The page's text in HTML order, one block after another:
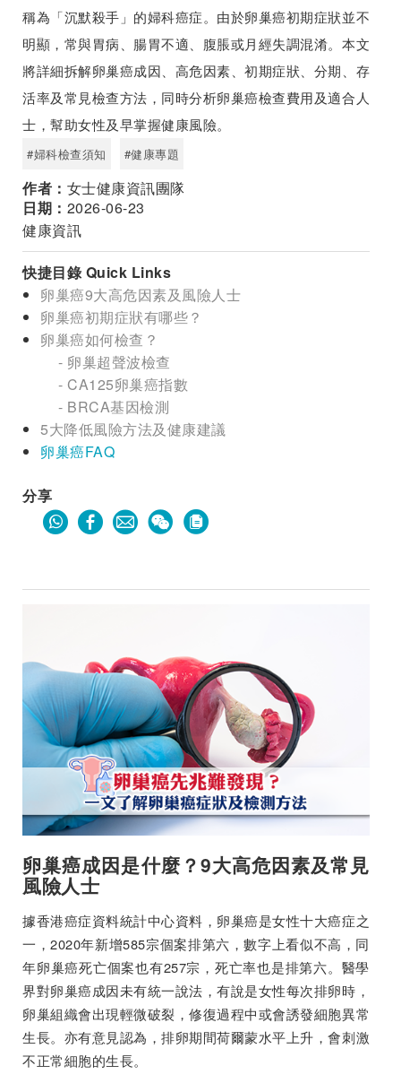
稱為「沉默殺手」的婦科癌症。由於卵巢癌初期症狀並不
明顯，常與胃病、腸胃不適、腹脹或月經失調混淆。本文
將詳細拆解卵巢癌成因、高危因素、初期症狀、分期、存
活率及常見檢查方法，同時分析卵巢癌檢查費用及適合人
士，幫助女性及早掌握健康風險。
#婦科檢查須知 #健康專題
作者： 女士健康資訊團隊
日期： 2026-06-23
健康資訊
快捷目錄 Quick Links
卵巢癌9大高危因素及風險人士
卵巢癌初期症狀有哪些？
卵巢癌如何檢查？
- 卵巢超聲波檢查
- CA125卵巢癌指數
- BRCA基因檢測
5大降低風險方法及健康建議
卵巢癌FAQ
分享
卵巢癌成因是什麼？9大高危因素及常見
風險人士
據香港癌症資料統計中心資料，卵巢癌是女性十大癌症之
一，2020年新增585宗個案排第六，數字上看似不高，同
年卵巢癌死亡個案也有257宗，死亡率也是排第六。醫學
界對卵巢癌成因未有統一說法，有說是女性每次排卵時，
卵巢組織會出現輕微破裂，修復過程中或會誘發細胞異常
生長。亦有意見認為，排卵期間荷爾蒙水平上升，會刺激
不正常細胞的生長。